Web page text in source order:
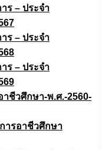
ร – ประจำ
ร – ประจำ
ร – ประจำ
ชีวศึกษา-พ.ศ.-2560-
รอาชีวศึกษา